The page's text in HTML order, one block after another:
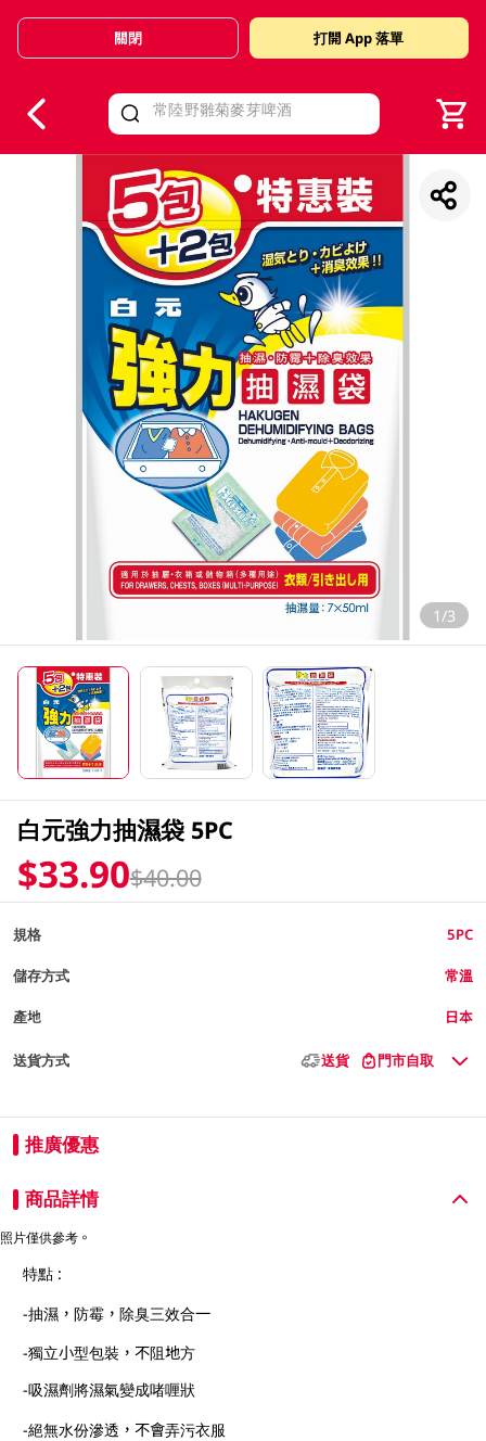
Valid Until 30 June 2026
關閉 打開 App 落單
1/3
白元強力抽濕袋 5PC
$33.90$40.00
規格 5PC
儲存方式 常溫
產地 日本
送貨方式 送貨 門市自取
推廣優惠
商品詳情
照片僅供參考。
特點 :
-抽濕，防霉，除臭三效合一
-獨立小型包裝，不阻地方
-吸濕劑將濕氣變成啫喱狀
-絕無水份滲透，不會弄污衣服